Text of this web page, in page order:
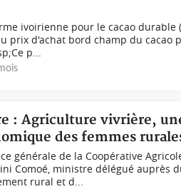
ivoirienne pour le cacao durable
prix d'achat bord champ du cacao
p...
: Agriculture vivrière,
des femmes
générale de la Coopérative
Comoé, ministre délégué auprès
rural et d...